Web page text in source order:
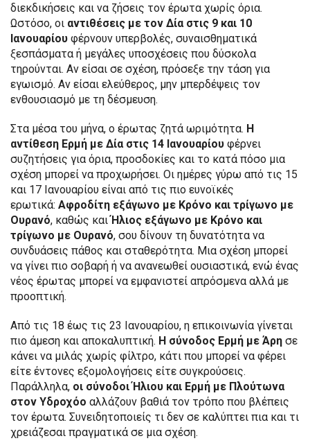
διεκδικήσεις και να ζήσεις τον έρωτα χωρίς όρια.
Ωστόσο, οι αντιθέσεις με τον Δία στις 9 και 10
Ιανουαρίου φέρνουν υπερβολές, συναισθηματικά
ξεσπάσματα ή μεγάλες υποσχέσεις που δύσκολα
τηρούνται. Αν είσαι σε σχέση, πρόσεξε την τάση για
εγωισμό. Αν είσαι ελεύθερος, μην μπερδέψεις τον
ενθουσιασμό με τη δέσμευση.
Στα μέσα του μήνα, ο έρωτας ζητά ωριμότητα. Η
αντίθεση Ερμή με Δία στις 14 Ιανουαρίου φέρνει
συζητήσεις για όρια, προσδοκίες και το κατά πόσο μια
σχέση μπορεί να προχωρήσει. Οι ημέρες γύρω από τις 15
και 17 Ιανουαρίου είναι από τις πιο ευνοϊκές
ερωτικά: Αφροδίτη εξάγωνο με Κρόνο και τρίγωνο με
Ουρανό, καθώς καιΉλιος εξάγωνο με Κρόνο και
τρίγωνο με Ουρανό, σου δίνουν τη δυνατότητα να
συνδυάσεις πάθος και σταθερότητα. Μια σχέση μπορεί
να γίνει πιο σοβαρή ή να ανανεωθεί ουσιαστικά, ενώ ένας
νέος έρωτας μπορεί να εμφανιστεί απρόσμενα αλλά με
προοπτική.
Από τις 18 έως τις 23 Ιανουαρίου, η επικοινωνία γίνεται
πιο άμεση και αποκαλυπτική. Η σύνοδος Ερμή με Άρη σε
κάνει να μιλάς χωρίς φίλτρο, κάτι που μπορεί να φέρει
είτε έντονες εξομολογήσεις είτε συγκρούσεις.
Παράλληλα, οι σύνοδοι Ήλιου και Ερμή με Πλούτωνα
στον Υδροχόο αλλάζουν βαθιά τον τρόπο που βλέπεις
τον έρωτα. Συνειδητοποιείς τι δεν σε καλύπτει πια και τι
χρειάζεσαι πραγματικά σε μια σχέση.